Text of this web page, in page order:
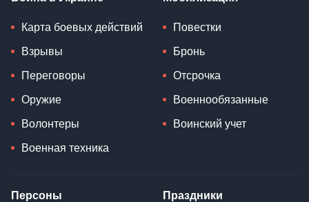
Карта боевых действий
Взрывы
Переговоры
Оружие
Волонтеры
Военная техника
Повестки
Бронь
Отсрочка
Военнообязанные
Воинский учет
Персоны Праздники